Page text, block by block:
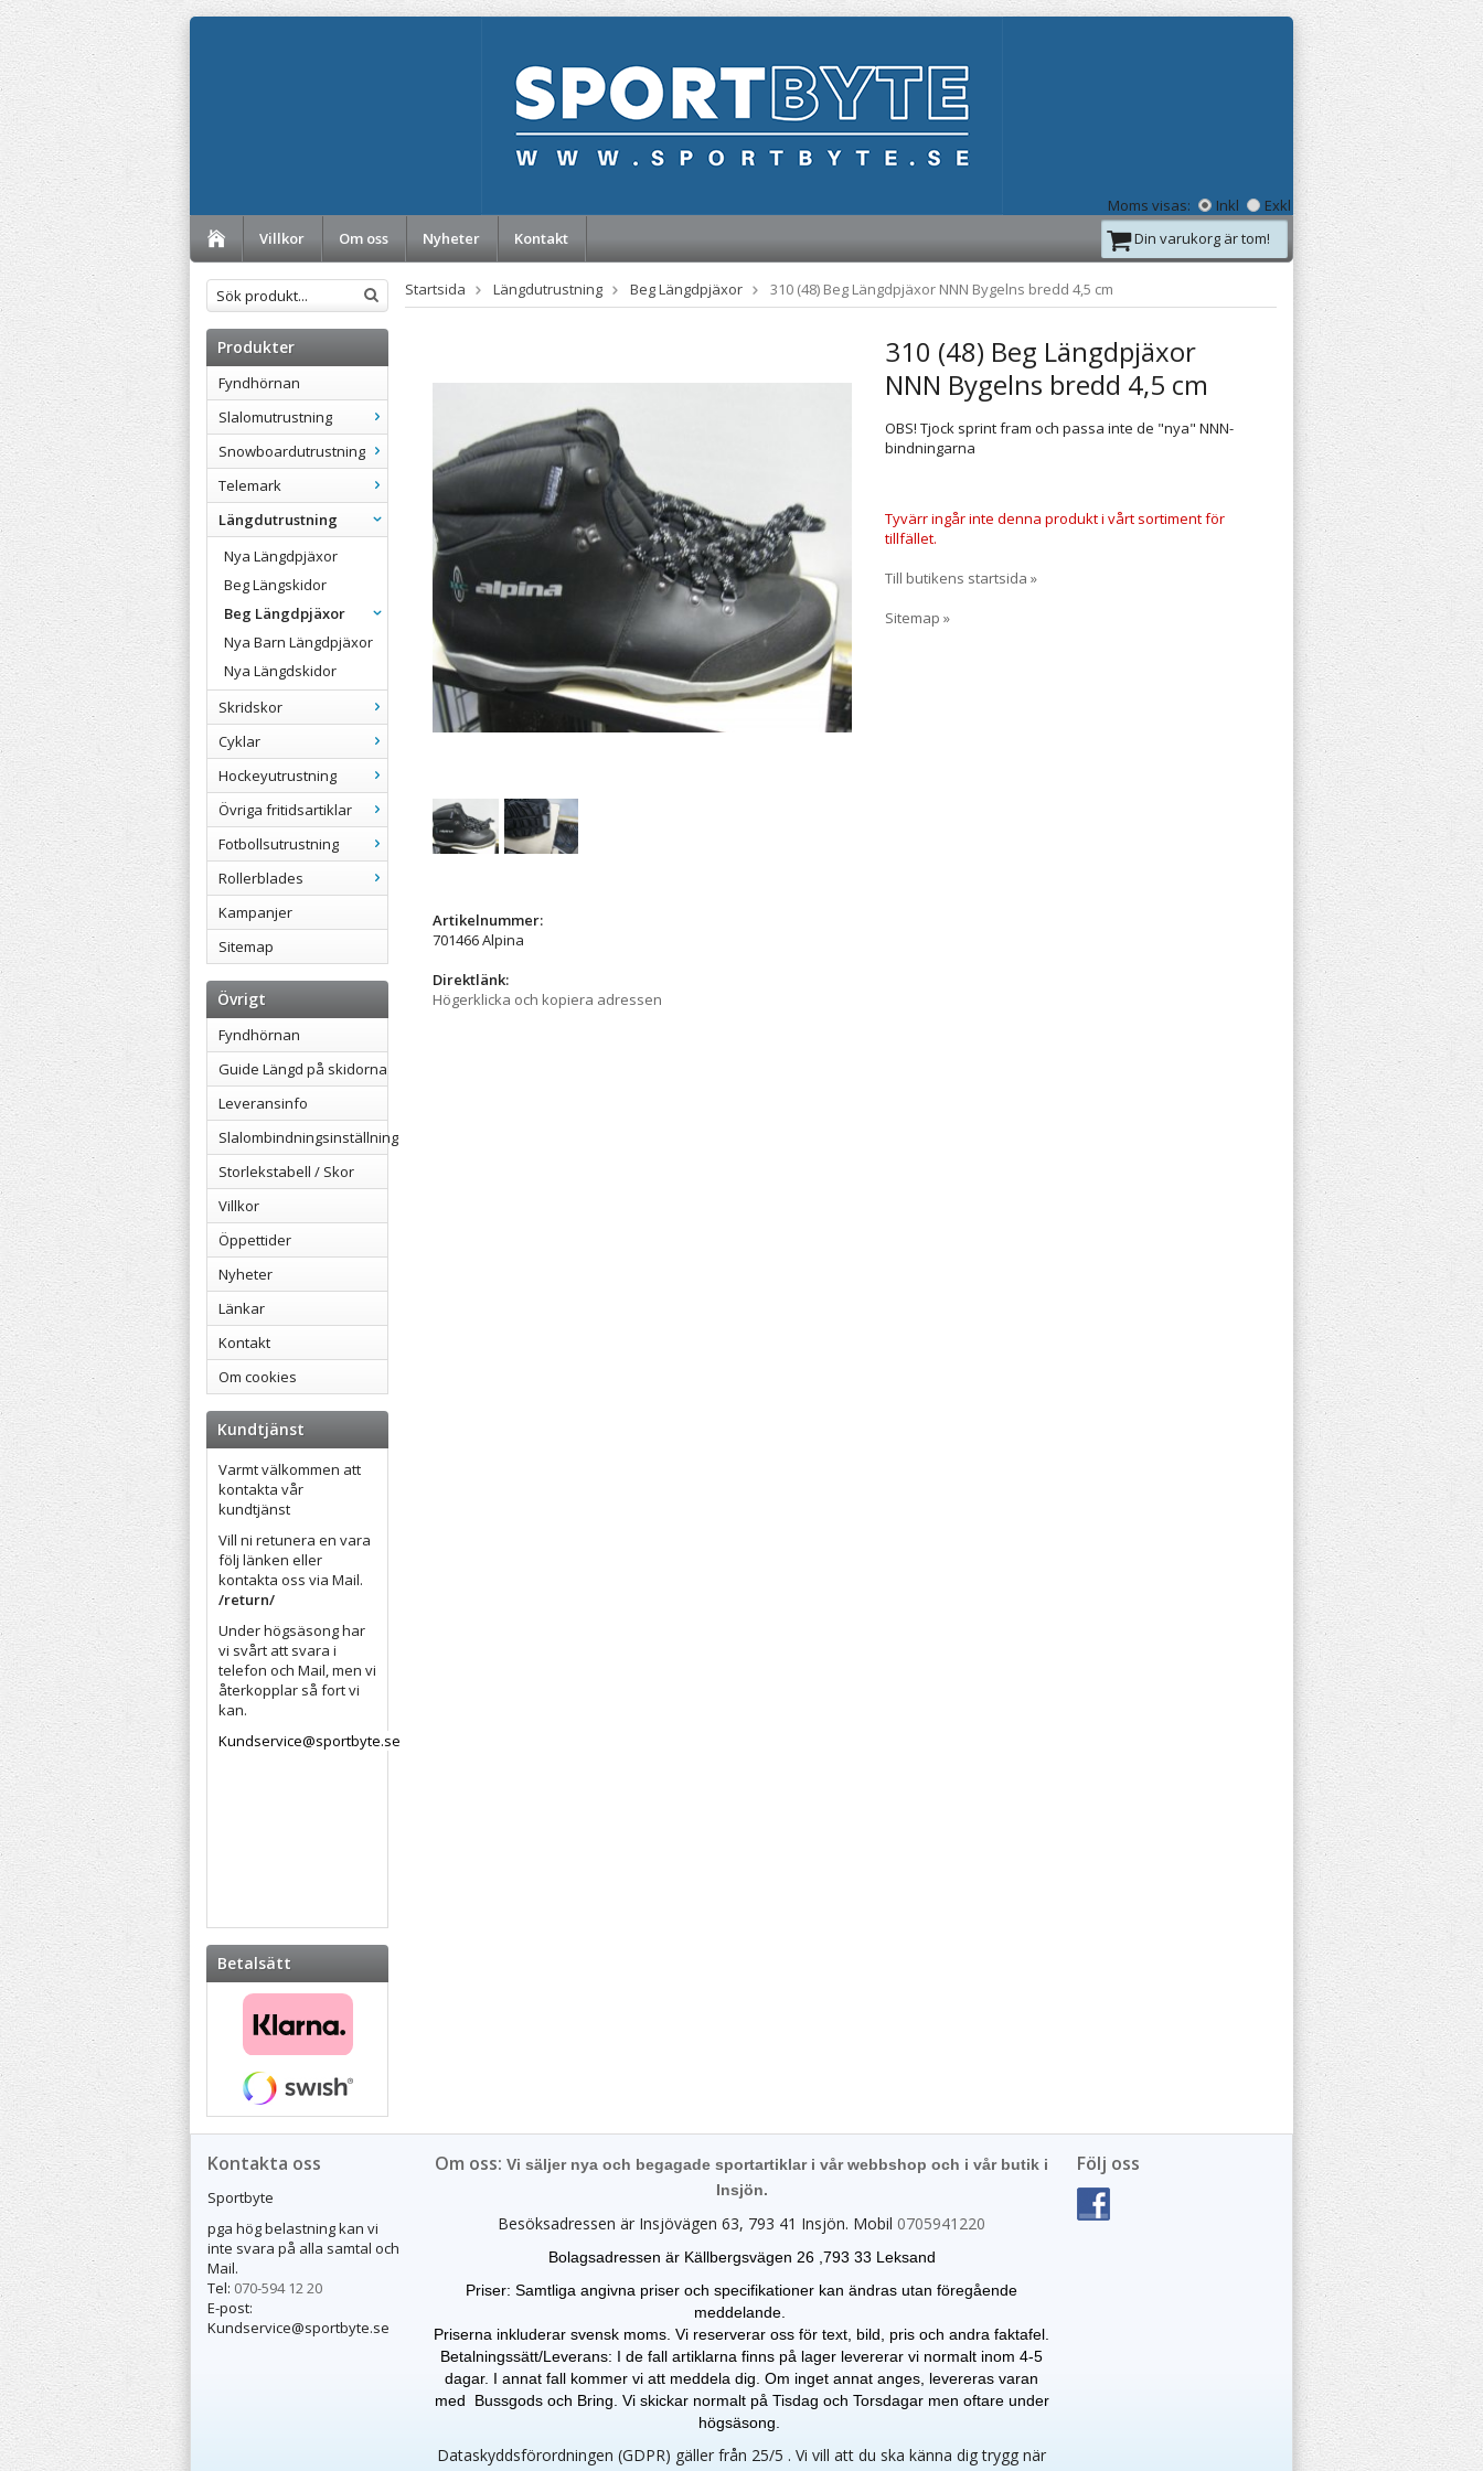
Moms visas: Inkl
Exkl
Villkor
Om oss Nyheter Kontakt Din varukorg är tom!
Produkter
Fyndhörnan
Slalomutrustning
Snowboardutrustning
Telemark
Längdutrustning
Nya Längdpjäxor
Beg Längskidor
Beg Längdpjäxor
Nya Barn Längdpjäxor
Nya Längdskidor
Skridskor
Cyklar
Hockeyutrustning
Övriga fritidsartiklar
Fotbollsutrustning
Rollerblades
Kampanjer
Sitemap
Övrigt
Fyndhörnan
Guide Längd på skidorna
Leveransinfo
Slalombindningsinställning
Storlekstabell / Skor
Villkor
Öppettider
Nyheter
Länkar
Kontakt
Om cookies
Kundtjänst
Varmt välkommen att
kontakta vår
kundtjänst
Vill ni retunera en vara
följ länken eller
kontakta oss via Mail.
/return/
Under högsäsong har
vi svårt att svara i
telefon och Mail, men vi
återkopplar så fort vi
kan.
Kundservice@sportbyte.se
Betalsätt
Startsida Längdutrustning Beg Längdpjäxor 310 (48) Beg Längdpjäxor NNN Bygelns bredd 4,5 cm
Artikelnummer:
701466 Alpina
Direktlänk:
Högerklicka och kopiera adressen
310 (48) Beg Längdpjäxor
NNN Bygelns bredd 4,5 cm
OBS! Tjock sprint fram och passa inte de "nya" NNN-
bindningarna
Tyvärr ingår inte denna produkt i vårt sortiment för
tillfället.
Till butikens startsida »
Sitemap »
Kontakta oss
Sportbyte
pga hög belastning kan vi
inte svara på alla samtal och
Mail.
Tel: 070-594 12 20
E-post:
Kundservice@sportbyte.se
Följ oss
Om oss: Vi säljer nya och begagade sportartiklar i vår webbshop och i vår butik i
Insjön.
Besöksadressen är Insjövägen 63, 793 41 Insjön. Mobil 0705941220
Bolagsadressen är Källbergsvägen 26 ,793 33 Leksand
Priser: Samtliga angivna priser och specifikationer kan ändras utan föregående
meddelande.
Priserna inkluderar svensk moms. Vi reserverar oss för text, bild, pris och andra faktafel.
Betalningssätt/Leverans: I de fall artiklarna finns på lager levererar vi normalt inom 4-5
dagar. I annat fall kommer vi att meddela dig. Om inget annat anges, levereras varan
med Bussgods och Bring. Vi skickar normalt på Tisdag och Torsdagar men oftare under
högsäsong.
Dataskyddsförordningen (GDPR) gäller från 25/5 . Vi vill att du ska känna dig trygg när